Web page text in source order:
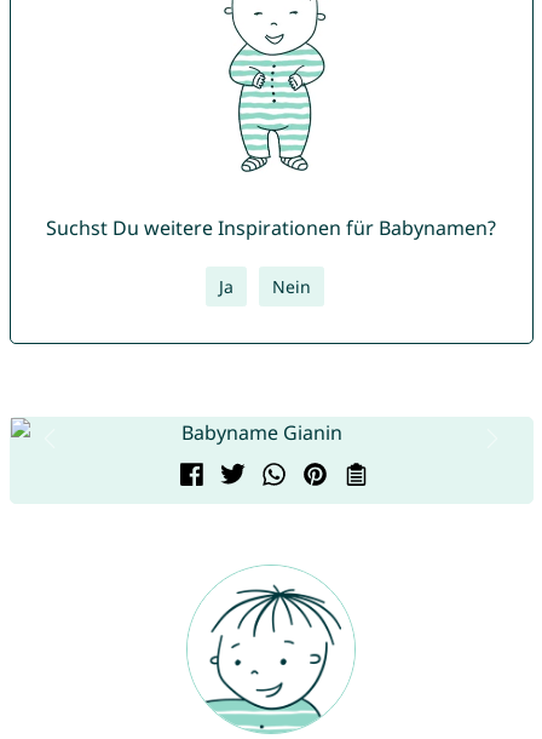
Suchst Du weitere Inspirationen für Babynamen?
Ja Nein